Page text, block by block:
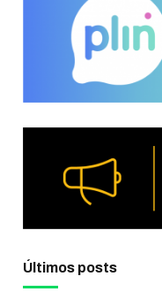
Últimos posts